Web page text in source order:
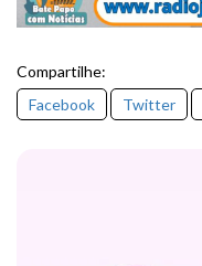
Compartilhe:
Facebook
Twitter